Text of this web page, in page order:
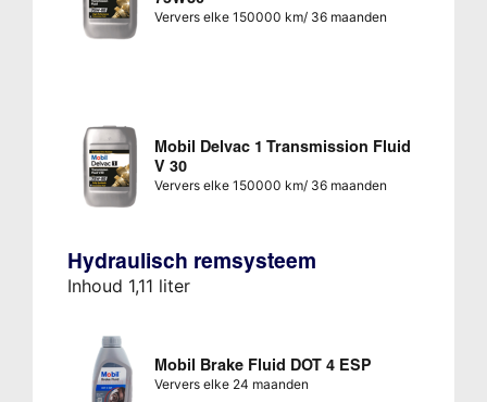
Ververs elke 150000 km/ 36 maanden
Mobil Delvac 1 Transmission Fluid
V 30
Ververs elke 150000 km/ 36 maanden
Hydraulisch remsysteem
Inhoud 1,11 liter
Mobil Brake Fluid DOT 4 ESP
Ververs elke 24 maanden